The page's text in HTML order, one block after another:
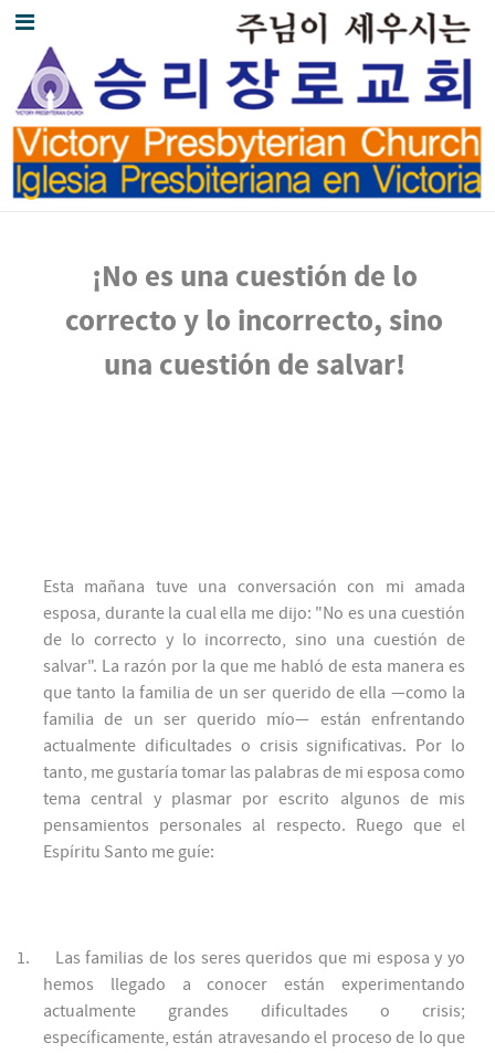
¡No es una cuestión de lo
correcto y lo incorrecto, sino
una cuestión de salvar!
Esta mañana tuve una conversación con mi amada
esposa, durante la cual ella me dijo: "No es una cuestión
de lo correcto y lo incorrecto, sino una cuestión de
salvar". La razón por la que me habló de esta manera es
que tanto la familia de un ser querido de ella —como la
familia de un ser querido mío— están enfrentando
actualmente dificultades o crisis significativas. Por lo
tanto, me gustaría tomar las palabras de mi esposa como
tema central y plasmar por escrito algunos de mis
pensamientos personales al respecto. Ruego que el
Espíritu Santo me guíe:
1.
Las familias de los seres queridos que mi esposa y yo
hemos llegado a conocer están experimentando
actualmente grandes dificultades o crisis;
específicamente, están atravesando el proceso de lo que